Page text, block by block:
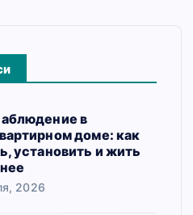
в
доме: как
установить и жить
2026